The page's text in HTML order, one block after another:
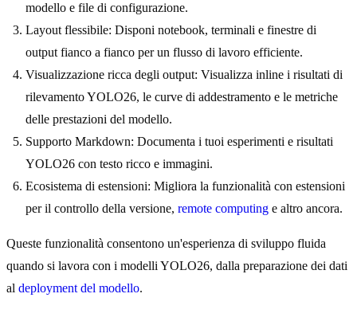
modello e file di configurazione.
Layout flessibile: Disponi notebook, terminali e finestre di
output fianco a fianco per un flusso di lavoro efficiente.
Visualizzazione ricca degli output: Visualizza inline i risultati di
rilevamento YOLO26, le curve di addestramento e le metriche
delle prestazioni del modello.
Supporto Markdown: Documenta i tuoi esperimenti e risultati
YOLO26 con testo ricco e immagini.
Ecosistema di estensioni: Migliora la funzionalità con estensioni
per il controllo della versione, remote computing e altro ancora.
Queste funzionalità consentono un'esperienza di sviluppo fluida
quando si lavora con i modelli YOLO26, dalla preparazione dei dati
al deployment del modello.